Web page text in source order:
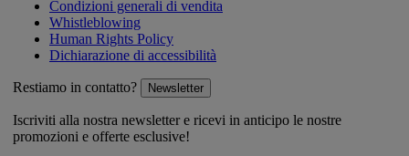
Condizioni generali di vendita
Whistleblowing
Human Rights Policy
Dichiarazione di accessibilità
Restiamo in contatto? Newsletter
Iscriviti alla nostra newsletter e ricevi in anticipo le nostre
promozioni e offerte esclusive!